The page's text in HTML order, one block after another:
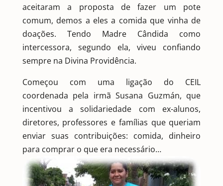
aceitaram a proposta de fazer um pote
comum, demos a eles a comida que vinha de
doações. Tendo Madre Cândida como
intercessora, segundo ela, viveu confiando
sempre na Divina Providência.
Começou com uma ligação do CEIL
coordenada pela irmã Susana Guzmán, que
incentivou a solidariedade com ex-alunos,
diretores, professores e famílias que queriam
enviar suas contribuições: comida, dinheiro
para comprar o que era necessário…